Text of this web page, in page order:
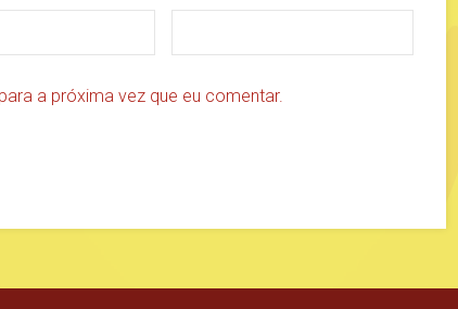
a próxima vez que eu comentar.